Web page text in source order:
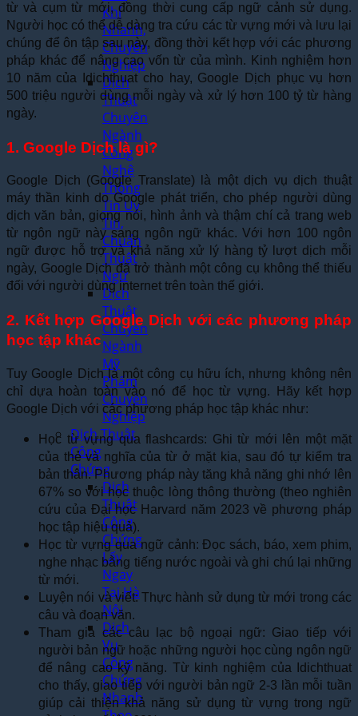
Khí
Nhanh,
Chuyên
Nghiệp
Dịch
Thuật
Chuyên
Ngành
Công
Nghệ
Thông
Tin Uy
Tín,
Chuẩn
Thuật
Ngữ
Dịch
Thuật
Chuyên
Ngành
Mỹ
Phẩm
Chuyên
Nghiệp
Dịch Thuật
Công
Chứng
Dịch
Thuật
Công
Chứng
Lấy
Ngay
Tại Hà
Nội
Dịch
Vụ
Công
Chứng
Nhanh
từ và cụm từ mới, đồng thời cung cấp ngữ cảnh sử dụng.
Người học có thể dễ dàng tra cứu các từ vựng mới và lưu lại
chúng để ôn tập sau này, đồng thời kết hợp với các phương
pháp khác để nâng cao vốn từ của mình. Kinh nghiệm hơn
10 năm của Idichthuat cho hay, Google Dịch phục vụ hơn
500 triệu người dùng mỗi ngày và xử lý hơn 100 tỷ từ hàng
ngày.
1. Google Dịch là gì?
Google Dịch (Google Translate) là một dịch vụ dịch thuật
máy thần kinh do Google phát triển, cho phép người dùng
dịch văn bản, giọng nói, hình ảnh và thậm chí cả trang web
từ ngôn ngữ này sang ngôn ngữ khác. Với hơn 100 ngôn
ngữ được hỗ trợ và khả năng xử lý hàng tỷ lượt dịch mỗi
ngày, Google Dịch đã trở thành một công cụ không thể thiếu
đối với người dùng internet trên toàn thế giới.
2. Kết hợp Google Dịch với các phương pháp
học tập khác
Tuy Google Dịch là một công cụ hữu ích, nhưng không nên
chỉ dựa hoàn toàn vào nó để học từ vựng. Hãy kết hợp
Google Dịch với các phương pháp học tập khác như:
Học từ vựng qua flashcards: Ghi từ mới lên một mặt
của thẻ và nghĩa của từ ở mặt kia, sau đó tự kiểm tra
bản thân.Phương pháp này tăng khả năng ghi nhớ lên
67% so với học thuộc lòng thông thường (theo nghiên
cứu của Đại học Harvard năm 2023 về phương pháp
học tập hiệu quả).
Học từ vựng qua ngữ cảnh: Đọc sách, báo, xem phim,
nghe nhạc bằng tiếng nước ngoài và ghi chú lại những
từ mới.
Luyện nói và viết: Thực hành sử dụng từ mới trong các
câu và đoạn văn.
Tham gia các câu lạc bộ ngoại ngữ: Giao tiếp với
người bản ngữ hoặc những người học cùng ngôn ngữ
để nâng cao kỹ năng. Từ kinh nghiệm của Idichthuat
cho thấy, giao tiếp với người bản ngữ 2-3 lần mỗi tuần
giúp cải thiện khả năng sử dụng từ vựng trong ngữ